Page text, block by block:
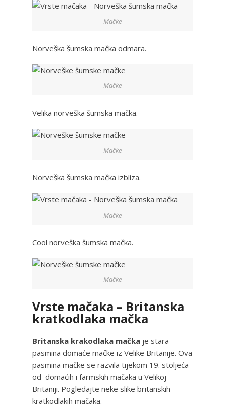
Mačke
Norveška šumska mačka odmara.
Mačke
Velika norveška šumska mačka.
Mačke
Norveška šumska mačka izbliza.
Mačke
Cool norveška šumska mačka.
Mačke
Vrste mačaka – Britanska
kratkodlaka mačka
Britanska krakodlaka mačka je stara
pasmina domaće mačke iz Velike Britanije. Ova
pasmina mačke se razvila tijekom 19. stoljeća
od domaćih i farmskih mačaka u Velikoj
Britaniji. Pogledajte neke slike britanskih
kratkodlakih mačaka.